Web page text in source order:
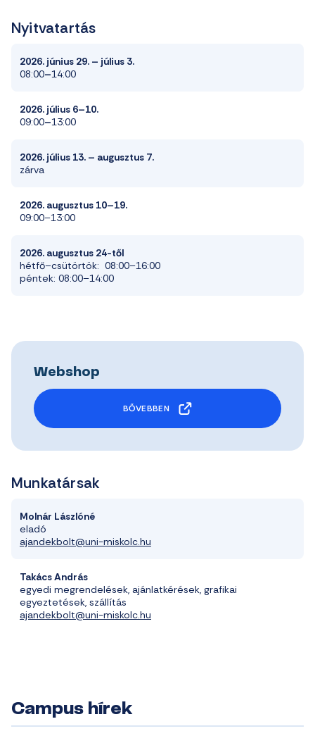
Nyitvatartás
2026. június 29. – július 3.
08:00–14:00
2026. július 6–10.
09:00–13:00
2026. július 13. – augusztus 7.
zárva
2026. augusztus 10–19.
09:00–13:00
2026. augusztus 24-től
hétfő–csütörtök: 08:00–16:00
péntek: 08:00–14:00
Webshop
BŐVEBBEN
Munkatársak
Molnár Lászlóné
eladó
ajandekbolt@uni-miskolc.hu
Takács András
egyedi megrendelések, ajánlatkérések, grafikai
egyeztetések, szállítás
ajandekbolt@uni-miskolc.hu
Campus hírek